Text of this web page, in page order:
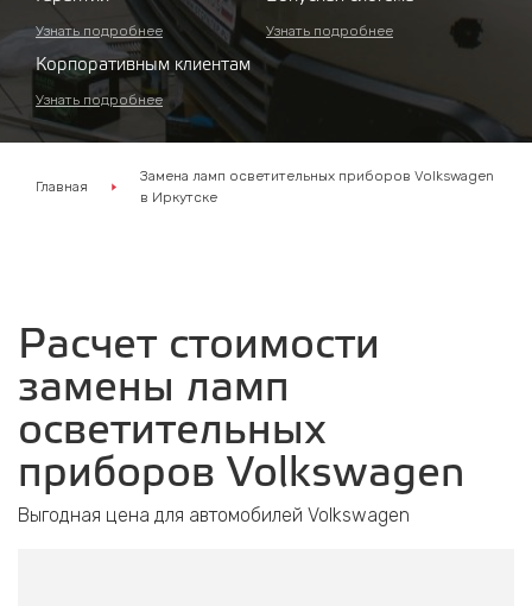
Узнать подробнее Узнать подробнее
Корпоративным клиентам
Узнать подробнее
Главная
Замена ламп осветительных приборов Volkswagen
в Иркутске
Расчет стоимости
замены ламп
осветительных
приборов Volkswagen
Выгодная цена для автомобилей Volkswagen